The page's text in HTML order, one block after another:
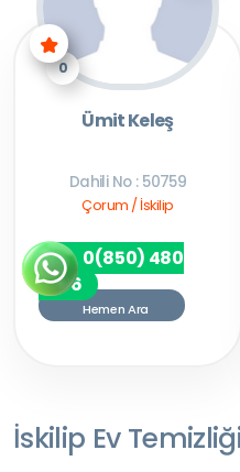
0
Ümit Keleş
Dahili No : 50759
Çorum / İskilip
0(850) 480
7256
Hemen Ara
İskilip Ev